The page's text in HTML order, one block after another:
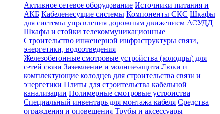
Активное сетевое оборудование Источники питания и
АКБ Кабеленесущие системы Компоненты СКС Шкафы
для системы управления дорожным движением АСУДД
Шкафы и стойки телекоммуникационные
Строительство инженерной инфраструктуры связи,
энергетики, водоотведения
Железобетонные смотровые устройства (колодцы) для
сетей связи Заземление и молниезащита Люки и
комплектующие колодцев для строительства связи и
энергетики Плиты для строительства кабельной
канализации Полимерные смотровые устройства
Специальный инвентарь для монтажа кабеля Средства
ограждения и оповещения Трубы и аксессуары